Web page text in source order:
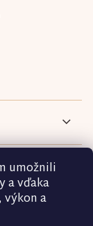
umožnili
a vďaka
výkon a